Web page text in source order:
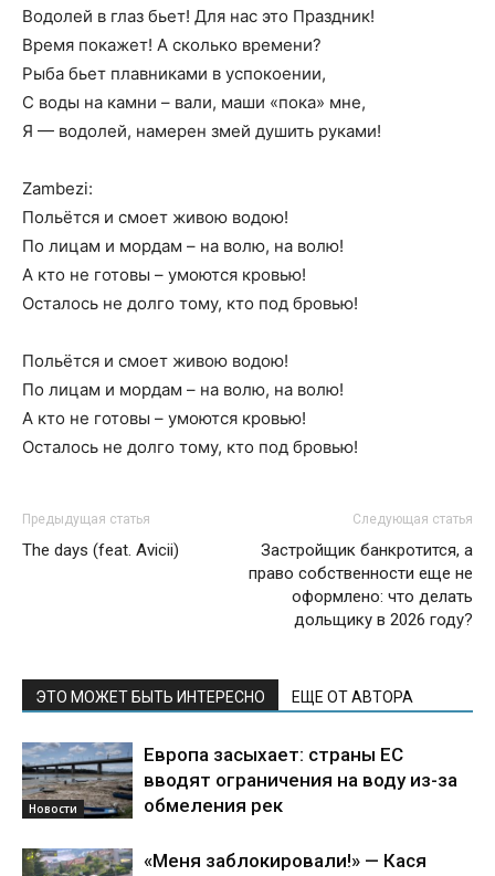
Водолей в глаз бьет! Для нас это Праздник!
Время покажет! А сколько времени?
Рыба бьет плавниками в успокоении,
С воды на камни – вали, маши «пока» мне,
Я — водолей, намерен змей душить руками!
Zambezi:
Польётся и смоет живою водою!
По лицам и мордам – на волю, на волю!
А кто не готовы – умоются кровью!
Осталось не долго тому, кто под бровью!
Польётся и смоет живою водою!
По лицам и мордам – на волю, на волю!
А кто не готовы – умоются кровью!
Осталось не долго тому, кто под бровью!
Предыдущая статья
The days (feat. Avicii)
Следующая статья
Застройщик банкротится, а
право собственности еще не
оформлено: что делать
дольщику в 2026 году?
ЭТО МОЖЕТ БЫТЬ ИНТЕРЕСНО ЕЩЕ ОТ АВТОРА
Новости
Европа засыхает: страны ЕС
вводят ограничения на воду из-за
обмеления рек
«Меня заблокировали!» — Кася